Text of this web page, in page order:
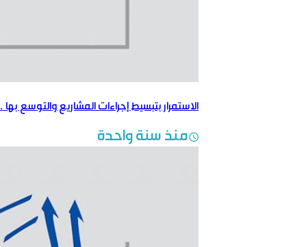
الاستمرار بتبسيط إجراءات المشاريع والتوسع
منذ سنة واحدة